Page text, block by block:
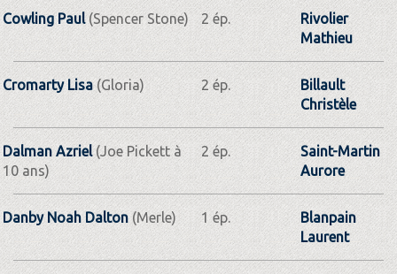
Cowling Paul(Spencer Stone) 2 ép.
Rivolier
Mathieu
Cromarty Lisa(Gloria) 2 ép.
Billault
Christèle
Dalman Azriel(Joe Pickett à
10 ans)
2 ép.
Saint-Martin
Aurore
Danby Noah Dalton (Merle) 1 ép.
Blanpain
Laurent